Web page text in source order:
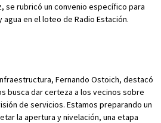
se rubricó un convenio específico para
en el loteo de Radio Estación.
Fernando Ostoich, destacó
busca dar certeza a los vecinos sobre
de servicios. Estamos preparando un
la apertura y nivelación, una etapa